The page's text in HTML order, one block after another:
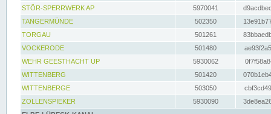
STÖR-SPERRWERK AP 5970041
TANGERMÜNDE
502350
TORGAU
501261
VOCKERODE
501480
WEHR GEESTHACHT UP
5930062
WITTENBERG
501420
WITTENBERGE
503050
ZOLLENSPIEKER
5930090